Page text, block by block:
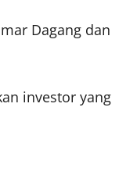
Dagang dan
investor yang